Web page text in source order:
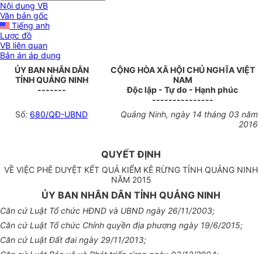
Nội dung VB
Văn bản gốc
Tiếng anh
Lược đồ
VB liên quan
Bản án áp dụng
ỦY BAN NHÂN DÂN
TỈNH QUẢNG NINH
-------
CỘNG HÒA XÃ HỘI CHỦ NGHĨA VIỆT
NAM
Độc lập - Tự do - Hạnh phúc
---------------
Số: 680/QĐ-UBND
Quảng Ninh, ngày 14 tháng 03 năm
2016
QUYẾT ĐỊNH
VỀ VIỆC PHÊ DUYỆT KẾT QUẢ KIỂM KÊ RỪNG TỈNH QUẢNG NINH
NĂM 2015
ỦY BAN NHÂN DÂN TỈNH QUẢNG NINH
Căn cứ Luật Tổ chức HĐND và UBND ngày 26/11/2003;
Căn cứ Luật Tổ chức Chính quyền địa phương ngày 19/6/2015;
Căn cứ Luật Đất đai ngày 29/11/2013;